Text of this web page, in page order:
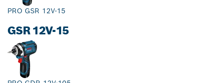
PRO GSR 12V-15
GSR 12V-15